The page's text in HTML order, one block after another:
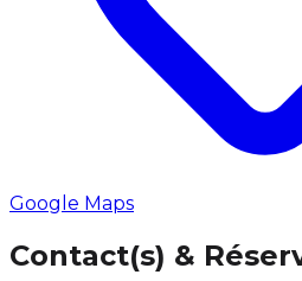
Google Maps
Contact(s) &